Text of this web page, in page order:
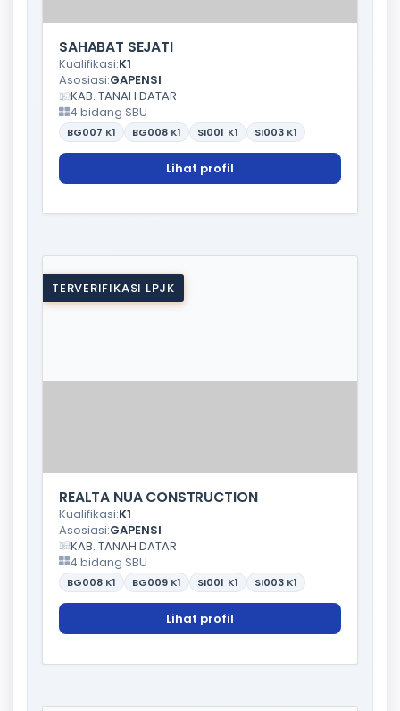
SAHABAT SEJATI
Kualifikasi:K1
Asosiasi:GAPENSI
KAB. TANAH DATAR
4 bidang SBU
BG007 K1 BG008 K1 SI001 K1 SI003 K1
Lihat profil
TERVERIFIKASI LPJK
REALTA NUA CONSTRUCTION
Kualifikasi:K1
Asosiasi:GAPENSI
KAB. TANAH DATAR
4 bidang SBU
BG008 K1 BG009 K1 SI001 K1 SI003 K1
Lihat profil